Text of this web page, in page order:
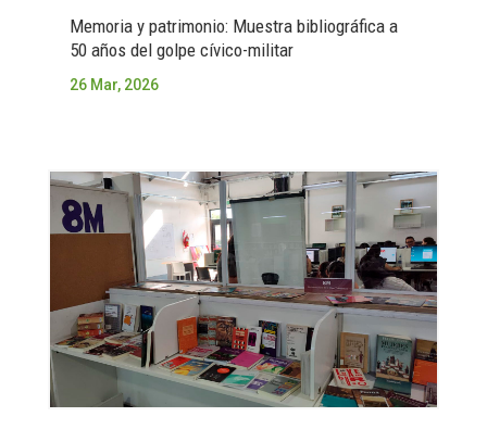
Memoria y patrimonio: Muestra bibliográfica a
50 años del golpe cívico-militar
26 Mar, 2026